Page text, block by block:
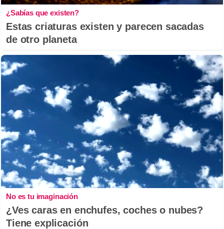
¿Sabías que existen?
Estas criaturas existen y parecen sacadas
de otro planeta
No es tu imaginación
¿Ves caras en enchufes, coches o nubes?
Tiene explicación